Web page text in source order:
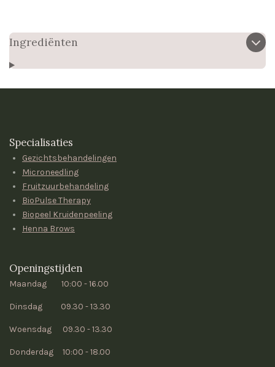
Ingrediënten
Specialisaties
Gezichtsbehandelingen
Microneedling
Fruitzuurbehandeling
BioPulse Therapy
Biopeel Kruidenpeeling
Henna Brows
Openingstijden
Maandag 10:00 - 16.00
Dinsdag 09.30 - 13.30
Woensdag 09.30 - 13.30
Donderdag 10:00 - 18.00